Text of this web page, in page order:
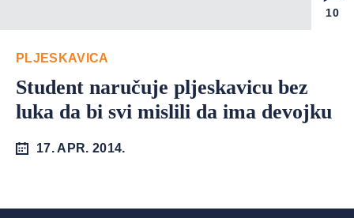
10
PLJESKAVICA
Student naručuje pljeskavicu bez
luka da bi svi mislili da ima devojku
17. APR. 2014.